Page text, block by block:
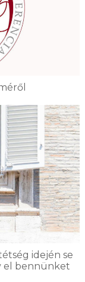
idején se
el bennünket